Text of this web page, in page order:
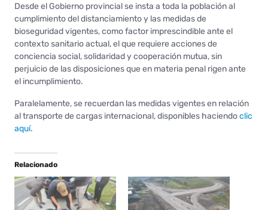
Desde el Gobierno provincial se insta a toda la población al
cumplimiento del distanciamiento y las medidas de
bioseguridad vigentes, como factor imprescindible ante el
contexto sanitario actual, el que requiere acciones de
conciencia social, solidaridad y cooperación mutua, sin
perjuicio de las disposiciones que en materia penal rigen ante
el incumplimiento.
Paralelamente, se recuerdan las medidas vigentes en relación
al transporte de cargas internacional, disponibles haciendoclic
aquí.
Relacionado